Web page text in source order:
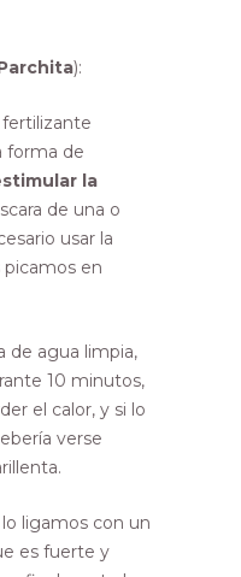
):
forma de
la
de una o
usar la
picamos en
de agua limpia,
10 minutos,
el calor, y si lo
verse
ligamos con un
es fuerte y